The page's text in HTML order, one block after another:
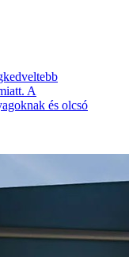
A
és olcsó